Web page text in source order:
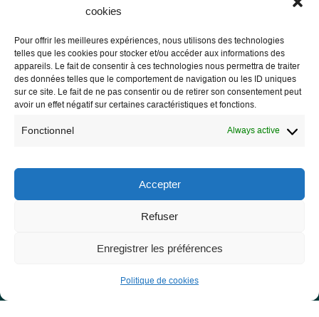
cookies
Pour offrir les meilleures expériences, nous utilisons des technologies
telles que les cookies pour stocker et/ou accéder aux informations des
appareils. Le fait de consentir à ces technologies nous permettra de traiter
des données telles que le comportement de navigation ou les ID uniques
sur ce site. Le fait de ne pas consentir ou de retirer son consentement peut
avoir un effet négatif sur certaines caractéristiques et fonctions.
Fonctionnel Always active
Accepter
Refuser
Enregistrer les préférences
Politique de cookies
Les Libres Géographes
28 rue Hoche